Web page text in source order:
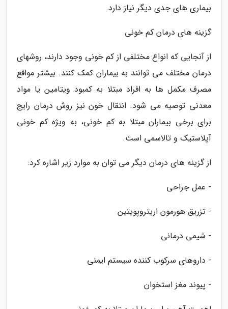
بیماری های جدی دیگر نیاز دارد.
گزینه های درمان کم خونی
از آنجایی که انواع مختلفی از کم خونی وجود دارند، روشهای
درمان مختلف می توانند به بیماران کمک کنند. بیشتر مواقع
مصرف مکمل ها به افراد مبتلا به کمبود ویتامین یا مواد
معدنی توصیه می شود. انتقال خون نیز روش درمان رایج
برای برخی بیماران مبتلا به کم خونی، به ویژه کم خونی
آپلاستیک و تالاسمی است.
از گزینه های درمان دیگر می توان به موارد زیر اشاره کرد:
- عمل جراحی
- تزریق هورمون اریتروپویتین
- شیمی درمانی
- داروهای سرکوب کننده سیستم ایمنی
- پیوند مغز استخوان